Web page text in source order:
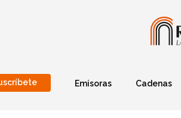
Emisoras Cadenas